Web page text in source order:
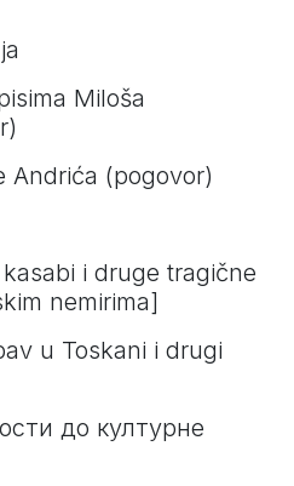
Miloša
Andrića (pogovor)
i druge tragične
nemirima]
u Toskani i drugi
до културне